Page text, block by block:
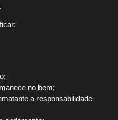
no bem;
a responsabilidade